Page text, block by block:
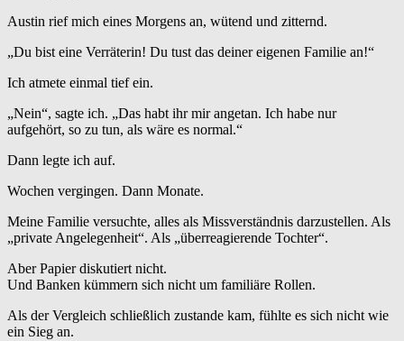
Austin rief mich eines Morgens an, wütend und zitternd.
„Du bist eine Verräterin! Du tust das deiner eigenen Familie an!“
Ich atmete einmal tief ein.
„Nein“, sagte ich. „Das habt ihr mir angetan. Ich habe nur
aufgehört, so zu tun, als wäre es normal.“
Dann legte ich auf.
Wochen vergingen. Dann Monate.
Meine Familie versuchte, alles als Missverständnis darzustellen. Als
„private Angelegenheit“. Als „überreagierende Tochter“.
Aber Papier diskutiert nicht.
Und Banken kümmern sich nicht um familiäre Rollen.
Als der Vergleich schließlich zustande kam, fühlte es sich nicht wie
ein Sieg an.